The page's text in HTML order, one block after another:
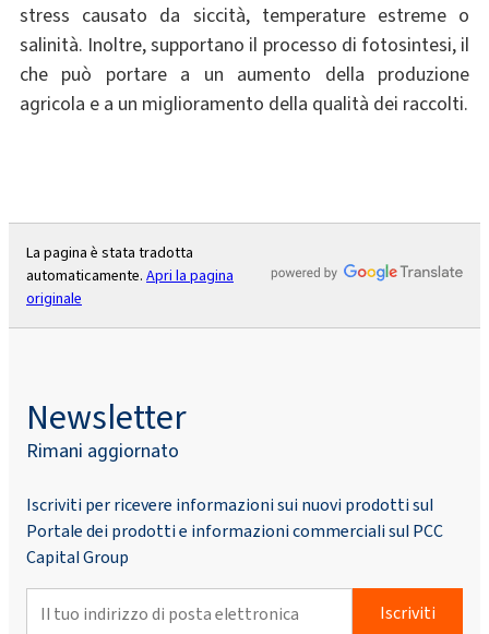
stress causato da siccità, temperature estreme o
salinità. Inoltre, supportano il processo di fotosintesi, il
che può portare a un aumento della produzione
agricola e a un miglioramento della qualità dei raccolti.
La pagina è stata tradotta
automaticamente. Apri la pagina
originale
Newsletter
Rimani aggiornato
Iscriviti per ricevere informazioni sui nuovi prodotti sul
Portale dei prodotti e informazioni commerciali sul PCC
Capital Group
Iscriviti